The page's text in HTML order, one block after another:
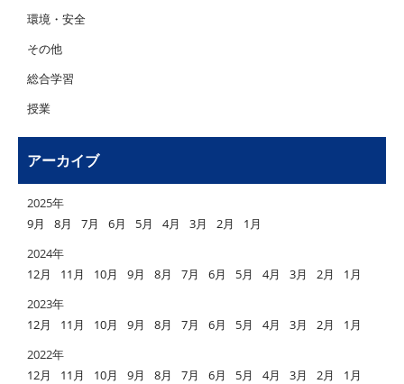
環境・安全
その他
総合学習
授業
アーカイブ
2025年
9月
8月 7月 6月 5月 4月 3月 2月
1月
2024年
12月
11月 10月 9月 8月 7月 6月 5月 4月 3月 2月
1月
2023年
12月
11月 10月 9月 8月 7月 6月 5月 4月 3月 2月
1月
2022年
12月
11月 10月 9月 8月 7月 6月 5月 4月 3月 2月
1月